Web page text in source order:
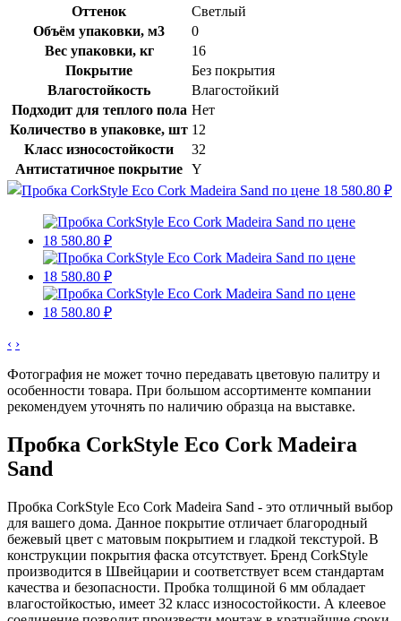
Оттенок
Светлый
Объём упаковки, м3
0
Вес упаковки, кг
16
Покрытие
Без покрытия
Влагостойкость
Влагостойкий
Подходит для теплого пола Нет
Количество в упаковке, шт 12
Класс износостойкости
32
Антистатичное покрытие Y
‹ ›
Фотография не может точно передавать цветовую палитру и
особенности товара. При большом ассортименте компании
рекомендуем уточнять по наличию образца на выставке.
Пробка CorkStyle Eco Cork Madeira
Sand
Пробка CorkStyle Eco Cork Madeira Sand - это отличный выбор
для вашего дома. Данное покрытие отличает благородный
бежевый цвет с матовым покрытием и гладкой текстурой. В
конструкции покрытия фаска отсутствует. Бренд CorkStyle
производится в Швейцарии и соответствует всем стандартам
качества и безопасности. Пробка толщиной 6 мм обладает
влагостойкостью, имеет 32 класс износостойкости. А клеевое